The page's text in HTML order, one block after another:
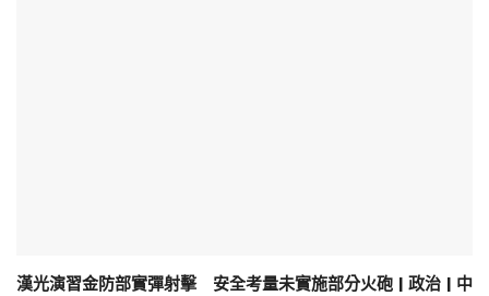
漢光演習金防部實彈射擊 安全考量未實施部分火砲 | 政治 | 中